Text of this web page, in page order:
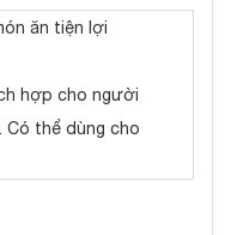
ăn tiện lợi
hợp cho người
Có thể dùng cho